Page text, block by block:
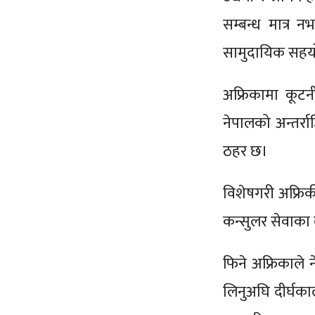
सम्बन्ध मात्र
सामुदायिक
अफ्रिकामा
नेपालको
ठहर छ।
विशेषगरी
कन्सुलर सेवाका
फिने अफ्रिकाले
लिनुअघि